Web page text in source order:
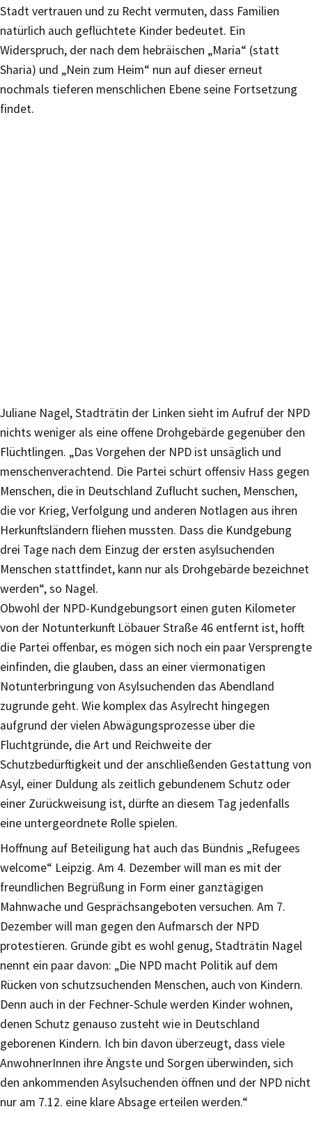
Stadt vertrauen und zu Recht vermuten, dass Familien
natürlich auch geflüchtete Kinder bedeutet. Ein
Widerspruch, der nach dem hebräischen „Maria“ (statt
Sharia) und „Nein zum Heim“ nun auf dieser erneut
nochmals tieferen menschlichen Ebene seine Fortsetzung
findet.
Juliane Nagel, Stadträtin der Linken sieht im Aufruf der NPD
nichts weniger als eine offene Drohgebärde gegenüber den
Flüchtlingen. „Das Vorgehen der NPD ist unsäglich und
menschenverachtend. Die Partei schürt offensiv Hass gegen
Menschen, die in Deutschland Zuflucht suchen, Menschen,
die vor Krieg, Verfolgung und anderen Notlagen aus ihren
Herkunftsländern fliehen mussten. Dass die Kundgebung
drei Tage nach dem Einzug der ersten asylsuchenden
Menschen stattfindet, kann nur als Drohgebärde bezeichnet
werden“, so Nagel.
Obwohl der NPD-Kundgebungsort einen guten Kilometer
von der Notunterkunft Löbauer Straße 46 entfernt ist, hofft
die Partei offenbar, es mögen sich noch ein paar Versprengte
einfinden, die glauben, dass an einer viermonatigen
Notunterbringung von Asylsuchenden das Abendland
zugrunde geht. Wie komplex das Asylrecht hingegen
aufgrund der vielen Abwägungsprozesse über die
Fluchtgründe, die Art und Reichweite der
Schutzbedürftigkeit und der anschließenden Gestattung von
Asyl, einer Duldung als zeitlich gebundenem Schutz oder
einer Zurückweisung ist, dürfte an diesem Tag jedenfalls
eine untergeordnete Rolle spielen.
Hoffnung auf Beteiligung hat auch das Bündnis „Refugees
welcome“ Leipzig. Am 4. Dezember will man es mit der
freundlichen Begrüßung in Form einer ganztägigen
Mahnwache und Gesprächsangeboten versuchen. Am 7.
Dezember will man gegen den Aufmarsch der NPD
protestieren. Gründe gibt es wohl genug, Stadträtin Nagel
nennt ein paar davon: „Die NPD macht Politik auf dem
Rücken von schutzsuchenden Menschen, auch von Kindern.
Denn auch in der Fechner-Schule werden Kinder wohnen,
denen Schutz genauso zusteht wie in Deutschland
geborenen Kindern. Ich bin davon überzeugt, dass viele
AnwohnerInnen ihre Ängste und Sorgen überwinden, sich
den ankommenden Asylsuchenden öffnen und der NPD nicht
nur am 7.12. eine klare Absage erteilen werden.“